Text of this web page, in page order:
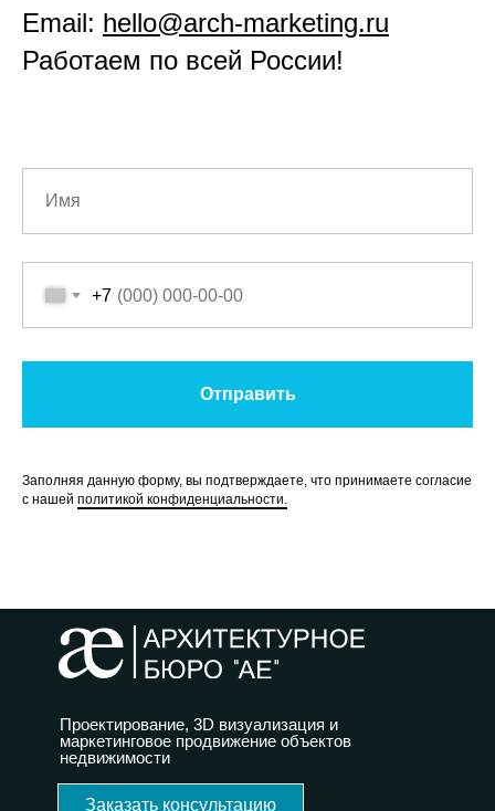
Email: hello@arch-marketing.ru
Работаем по всей России!
+7
Отправить
Заполняя данную форму, вы подтверждаете, что принимаете согласие
с нашей политикой конфиденциальности.
Проектирование, 3D визуализация и
маркетинговое продвижение объектов
недвижимости
Заказать консультацию